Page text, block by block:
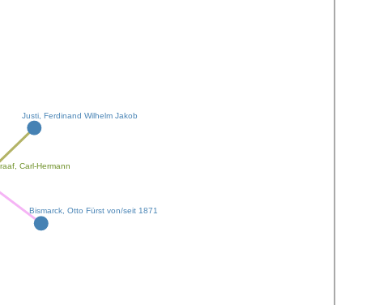
Carl-Hermann
Justi, Ferdinand Wilhelm Jakob
Bismarck, Otto Fürst von/seit 1871